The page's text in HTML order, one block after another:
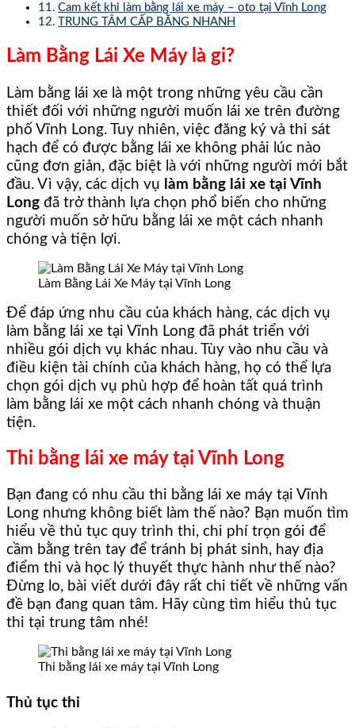
Cam kết khi làm bằng lái xe máy – oto tại Vĩnh Long
TRUNG TÂM CẤP BẰNG NHANH
Làm Bằng Lái Xe Máy là gi?
Làm bằng lái xe là một trong những yêu cầu cần
thiết đối với những người muốn lái xe trên đường
phố Vĩnh Long. Tuy nhiên, việc đăng ký và thi sát
hạch để có được bằng lái xe không phải lúc nào
cũng đơn giản, đặc biệt là với những người mới bắt
đầu. Vì vậy, các dịch vụ làm bằng lái xe tại Vĩnh
Long đã trở thành lựa chọn phổ biến cho những
người muốn sở hữu bằng lái xe một cách nhanh
chóng và tiện lợi.
Làm Bằng Lái Xe Máy tại Vĩnh Long
Để đáp ứng nhu cầu của khách hàng, các dịch vụ
làm bằng lái xe tại Vĩnh Long đã phát triển với
nhiều gói dịch vụ khác nhau. Tùy vào nhu cầu và
điều kiện tài chính của khách hàng, họ có thể lựa
chọn gói dịch vụ phù hợp để hoàn tất quá trình
làm bằng lái xe một cách nhanh chóng và thuận
tiện.
Thi bằng lái xe máy tại Vĩnh Long
Bạn đang có nhu cầu thi bằng lái xe máy tại Vĩnh
Long nhưng không biết làm thế nào? Bạn muốn tìm
hiểu về thủ tục quy trình thi, chi phí trọn gói để
cầm bằng trên tay để tránh bị phát sinh, hay địa
điểm thi và học lý thuyết thực hành như thế nào?
Đừng lo, bài viết dưới đây rất chi tiết về những vấn
đề bạn đang quan tâm. Hãy cùng tìm hiểu thủ tục
thi tại trung tâm nhé!
Thi bằng lái xe máy tại Vĩnh Long
Thủ tục thi